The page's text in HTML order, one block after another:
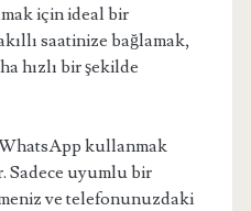
için ideal bir
saatinize bağlamak,
hızlı bir şekilde
kullanmak
Sadece uyumlu bir
ve telefonunuzdaki